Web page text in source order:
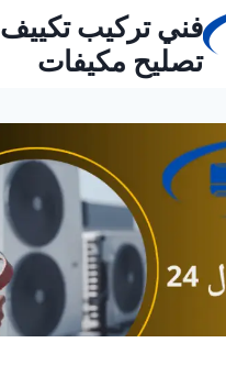
فني تركيب تكييف
تصليح مكيفات